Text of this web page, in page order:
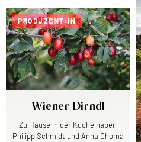
PRODUZENT:IN
Wiener Dirndl
Zu Hause in der Küche haben
Philipp Schmidt und Anna Choma